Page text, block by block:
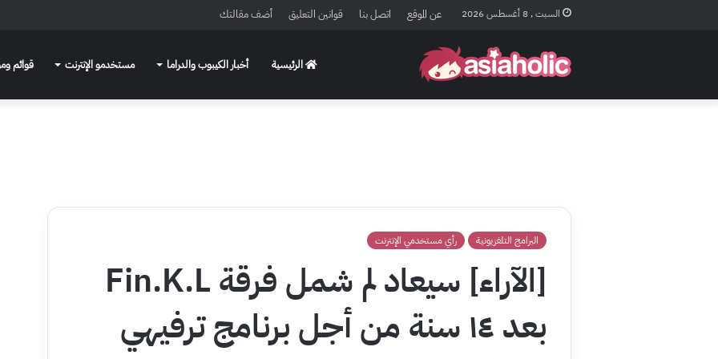
السبت , 8 أغسطس 2026 عن الموقع اتصل بنا قوانين التعليق أضف مقالتك
الرئيسية أخبار الكيبوب والدراما مستخدمو الإنترنت قوائم
البرامج التلفزيونية رأي مستخدمي الإنترنت
[الآراء] سيعاد لم شمل فرقة Fin.K.L
بعد ١٤ سنة من أجل برنامج ترفيهي